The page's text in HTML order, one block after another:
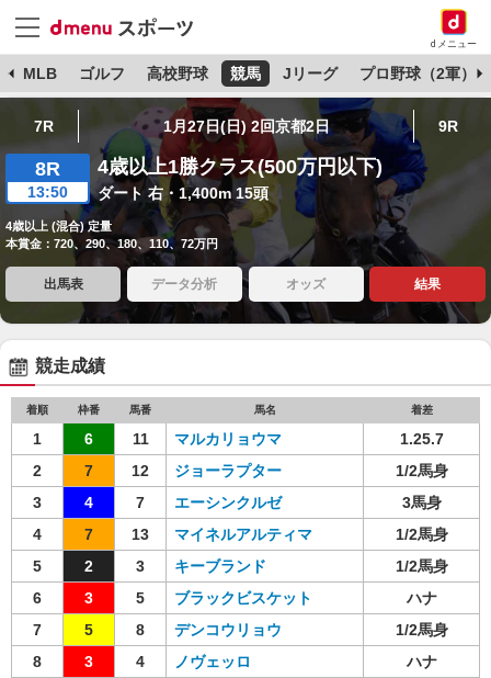
dメニュー
MLB ゴルフ 高校野球 競馬 Jリーグ プロ野球（2軍）
7R 1月27日(日) 2回京都2日 9R
8R
13:50
4歳以上1勝クラス(500万円以下)
ダート 右・1,400m 15頭
4歳以上 (混合) 定量
本賞金：720、290、180、110、72万円
出馬表 データ分析 オッズ 結果
競走成績
着順 枠番 馬番 馬名 着差
1 6 11 マルカリョウマ
1.25.7
2
7 12 ジョーラプター
1/2馬身
3
4 7 エーシンクルゼ
3馬身
4
7 13 マイネルアルティマ
1/2馬身
5
2 3 キーブランド
1/2馬身
6
3 5 ブラックビスケット
ハナ
7
5 8 デンコウリョウ
1/2馬身
8
3 4 ノヴェッロ
ハナ